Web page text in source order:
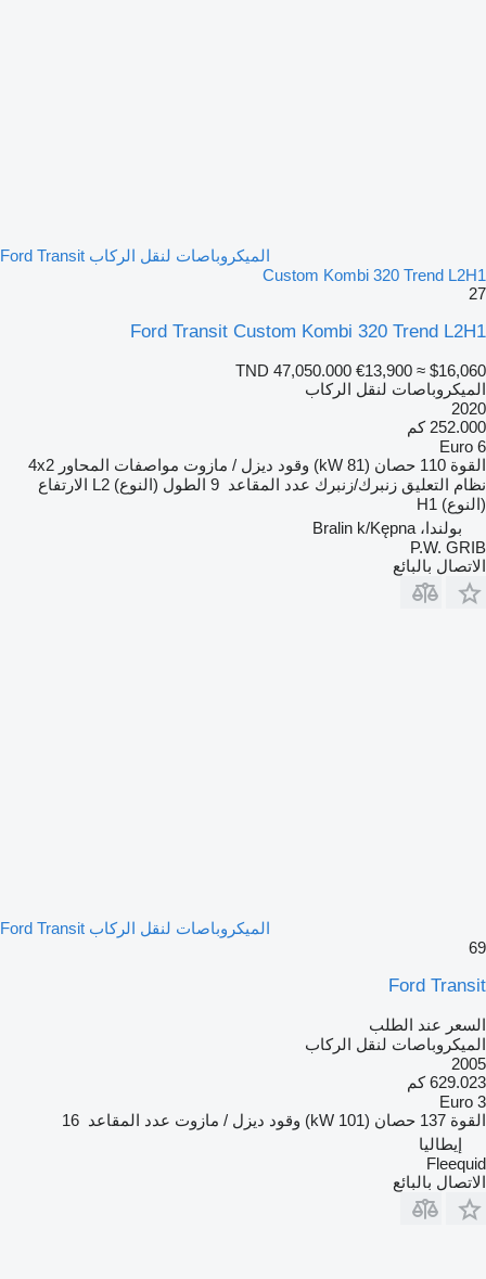
الميكروباصات لنقل الركاب Ford Transit
Custom Kombi 320 Trend L2H1
27
Ford Transit Custom Kombi 320 Trend L2H1
TND 47,050.000 €13,900 ≈ $16,060
الميكروباصات لنقل الركاب
2020
252.000 كم
Euro 6
القوة 110 حصان (81 kW) وقود ديزل / مازوت مواصفات المحاور 4x2
نظام التعليق زنبرك/زنبرك عدد المقاعد 9 الطول (النوع) L2 الارتفاع
(النوع) H1
بولندا، Bralin k/Kępna
P.W. GRIB
الاتصال بالبائع
الميكروباصات لنقل الركاب Ford Transit
69
Ford Transit
السعر عند الطلب
الميكروباصات لنقل الركاب
2005
629.023 كم
Euro 3
القوة 137 حصان (101 kW) وقود ديزل / مازوت عدد المقاعد 16
إيطاليا
Fleequid
الاتصال بالبائع